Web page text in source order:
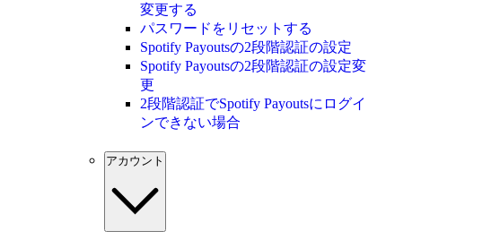
変更する
パスワードをリセットする
Spotify Payoutsの2段階認証の設定
Spotify Payoutsの2段階認証の設定変
更
2段階認証でSpotify Payoutsにログイ
ンできない場合
アカウント